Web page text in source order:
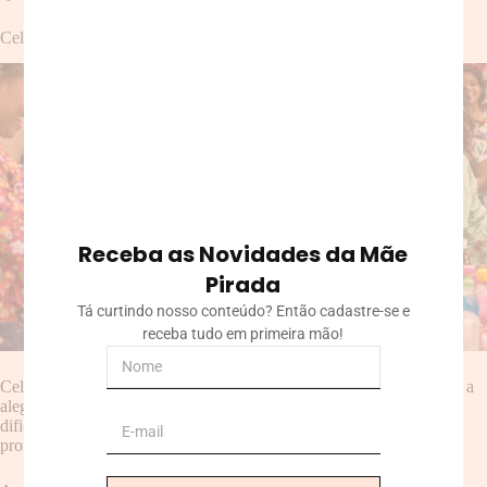
Celebrando as Vitórias e Superando os Desafios Juntos
Celebrar as pequenas e grandes vitórias com outrasmães
multiplica a
alegria e torna a jornada ainda mais gratificante. Compartilhar as
dificuldades e os desafios também facilita a busca por soluções e
promove um sentimento de apoio e solidariedade.
Receba as Novidades da Mãe
Pirada
Tá curtindo nosso conteúdo? Então cadastre-se e
receba tudo em primeira mão!